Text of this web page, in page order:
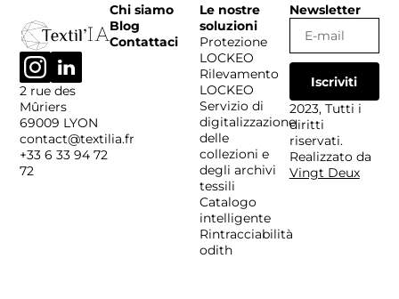
2 rue des
Mûriers
69009 LYON
contact@textilia.fr
+33 6 33 94 72
72
Chi siamo
Blog
Contattaci
Le nostre
soluzioni
Protezione
LOCKEO
Rilevamento
LOCKEO
Servizio di
digitalizzazione
delle
collezioni e
degli archivi
tessili
Catalogo
intelligente
Rintracciabilità
odith
Newsletter
Iscriviti
2023, Tutti i
diritti
riservati.
Realizzato da
Vingt Deux